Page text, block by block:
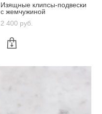
Изящные клипсы-подвески
с жемчужиной
2 400 pуб.